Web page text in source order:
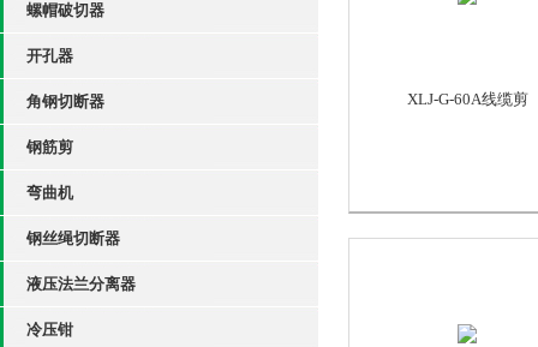
螺帽破切器
开孔器
角钢切断器
钢筋剪
弯曲机
钢丝绳切断器
液压法兰分离器
冷压钳
XLJ-G-60A线缆剪